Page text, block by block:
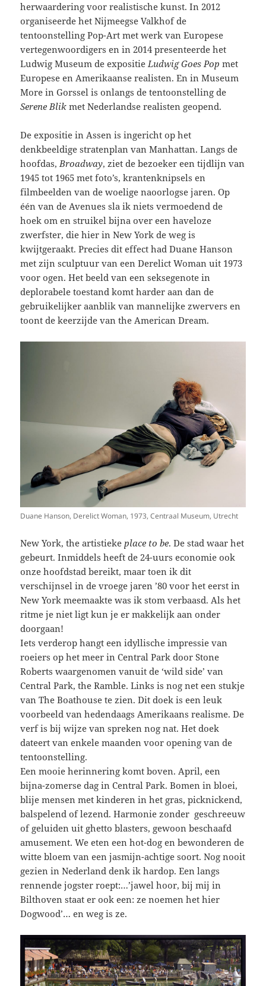
herwaardering voor realistische kunst. In 2012
organiseerde het Nijmeegse Valkhof de
tentoonstelling Pop-Art met werk van Europese
vertegenwoordigers en in 2014 presenteerde het
Ludwig Museum de expositieLudwig Goes Popmet
Europese en Amerikaanse realisten. En in Museum
More in Gorssel is onlangs de tentoonstelling de
Serene Blik met Nederlandse realisten geopend.
De expositie in Assen is ingericht op het
denkbeeldige stratenplan van Manhattan. Langs de
hoofdas,Broadway, ziet de bezoeker een tijdlijn van
1945 tot 1965 met foto’s, krantenknipsels en
filmbeelden van de woelige naoorlogse jaren. Op
één van de Avenues sla ik niets vermoedend de
hoek om en struikel bijna over een haveloze
zwerfster, die hier in New York de weg is
kwijtgeraakt. Precies dit effect had Duane Hanson
met zijn sculptuur van een Derelict Woman uit 1973
voor ogen. Het beeld van een seksegenote in
deplorabele toestand komt harder aan dan de
gebruikelijker aanblik van mannelijke zwervers en
toont de keerzijde van the American Dream.
Duane Hanson, Derelict Woman, 1973, Centraal Museum, Utrecht
New York, the artistiekeplace to be. De stad waar het
gebeurt. Inmiddels heeft de 24-uurs economie ook
onze hoofdstad bereikt, maar toen ik dit
verschijnsel in de vroege jaren ’80 voor het eerst in
New York meemaakte was ik stom verbaasd. Als het
ritme je niet ligt kun je er makkelijk aan onder
doorgaan!
Iets verderop hangt een idyllische impressie van
roeiers op het meer in Central Park door Stone
Roberts waargenomen vanuit de ‘wild side’ van
Central Park, the Ramble. Links is nog net een stukje
van The Boathouse te zien. Dit doek is een leuk
voorbeeld van hedendaags Amerikaans realisme. De
verf is bij wijze van spreken nog nat. Het doek
dateert van enkele maanden voor opening van de
tentoonstelling.
Een mooie herinnering komt boven. April, een
bijna-zomerse dag in Central Park. Bomen in bloei,
blije mensen met kinderen in het gras, picknickend,
balspelend of lezend. Harmonie zonder geschreeuw
of geluiden uit ghetto blasters, gewoon beschaafd
amusement. We eten een hot-dog en bewonderen de
witte bloem van een jasmijn-achtige soort. Nog nooit
gezien in Nederland denk ik hardop. Een langs
rennende jogster roept:…’jawel hoor, bij mij in
Bilthoven staat er ook een: ze noemen het hier
Dogwood’… en weg is ze.